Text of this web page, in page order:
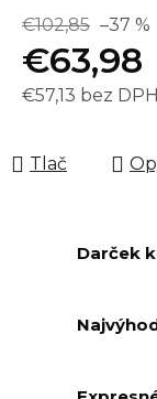
€102,85 –37 %
€63,98
€57,13 bez DPH
Tlač
Darček